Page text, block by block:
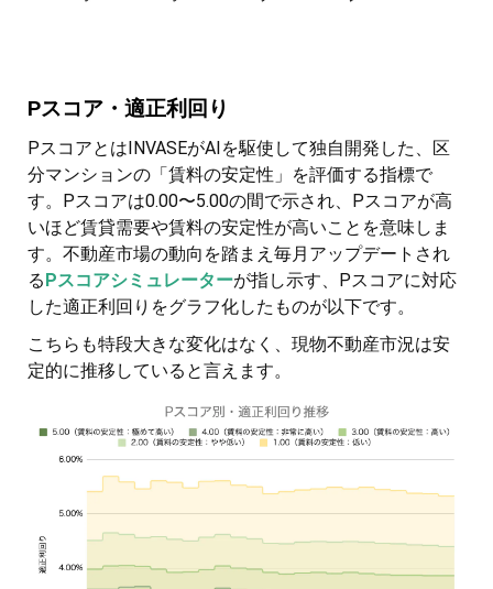
Pスコア・適正利回り
PスコアとはINVASEがAIを駆使して独自開発した、区
分マンションの「賃料の安定性」を評価する指標で
す。Pスコアは0.00〜5.00の間で示され、Pスコアが高
いほど賃貸需要や賃料の安定性が高いことを意味しま
す。不動産市場の動向を踏まえ毎月アップデートされ
るPスコアシミュレーターが指し示す、Pスコアに対応
した適正利回りをグラフ化したものが以下です。
こちらも特段大きな変化はなく、現物不動産市況は安
定的に推移していると言えます。